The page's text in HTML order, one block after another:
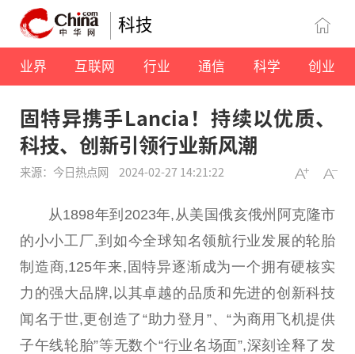
科技
业界 互联网 行业 通信 科学 创业
固特异携手Lancia！持续以优质、
科技、创新引领行业新风潮
来源：今日热点网 2024-02-27 14:21:22
从1898年到2023年,从美国俄亥俄州阿克隆市
的小小工厂,到如今全球知名领航行业发展的轮胎
制造商,125年来,固特异逐渐成为一个拥有硬核实
力的强大品牌,以其卓越的品质和先进的创新科技
闻名于世,更创造了“助力登月”、“为商用飞机提供
子午线轮胎”等无数个“行业名场面”,深刻诠释了发